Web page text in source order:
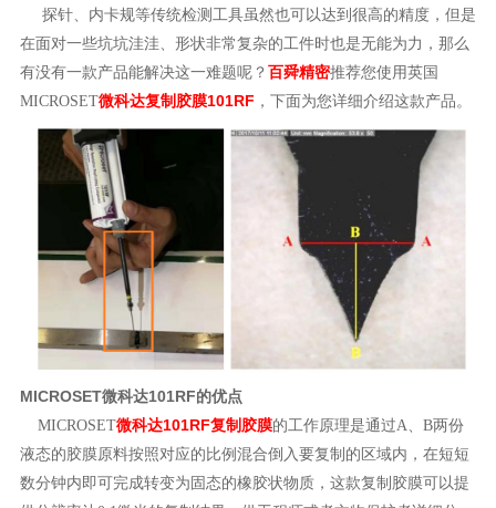
探针、内卡规等传统检测工具虽然也可以达到很高的精度，但是
在面对一些坑坑洼洼、形状非常复杂的工件时也是无能为力，那么
有没有一款产品能解决这一难题呢？ 百舜精密推荐您使用英国
MICROSET微科达复制胶膜101RF ，下面为您详细介绍这款产品。
MICROSET微科达101RF的优点
MICROSET微科达101RF复制胶膜的工作原理是通过A、B两份
液态的胶膜原料按照对应的比例混合倒入要复制的区域内，在短短
数分钟内即可完成转变为固态的橡胶状物质，这款复制胶膜可以提